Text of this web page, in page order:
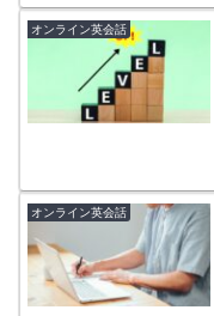
オンライン英会話
オンライン英会話